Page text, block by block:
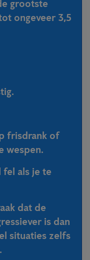
grootste
ongeveer 3,5
frisdrank of
wespen.
als je te
dat de
is dan
situaties zelfs